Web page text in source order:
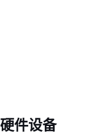
硬件设备